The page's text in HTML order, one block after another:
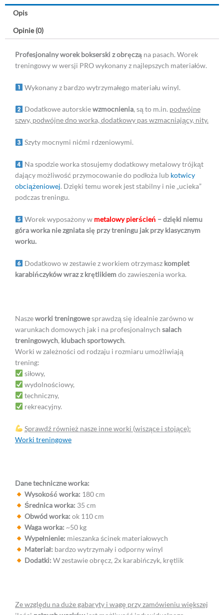
Opis
Opinie (0)
Profesjonalny worek bokserski z obręczą na pasach. Worek
treningowy w wersji PRO wykonany z najlepszych materiałów.
Wykonany z bardzo wytrzymałego materiału winyl.
Dodatkowe autorskiewzmocnienia, są to m.in. podwójne
szwy, podwójne dno worka, dodatkowy pas wzmacniający, nity.
Szyty mocnymi nićmi rdzeniowymi.
Na spodzie worka stosujemy dodatkowy metalowy trójkąt
dający możliwość przymocowanie do podłoża lub kotwicy
obciążeniowej. Dzięki temu worek jest stabilny i nie „ucieka”
podczas treningu.
Worek wyposażony w metalowy pierścień – dzięki niemu
góra worka nie zgniata się przy treningu jak przy klasycznym
worku.
Dodatkowo w zestawie z workiem otrzymaszkomplet
karabińczyków wraz z krętlikiemdo zawieszenia worka.
Naszeworki treningowesprawdzą się idealnie zarówno w
warunkach domowych jak i na profesjonalnych salach
treningowych, klubach sportowych.
Worki w zależności od rodzaju i rozmiaru umożliwiają
trening:
siłowy,
wydolnościowy,
techniczny,
rekreacyjny.
Sprawdź również nasze inne worki (wiszące i stojące):
Worki treningowe
Dane techniczne worka:
Wysokość worka: 180 cm
Średnica worka: 35 cm
Obwód worka: ok 110 cm
Waga worka: ~50 kg
Wypełnienie: mieszanka ścinek materiałowych
Materiał: bardzo wytrzymały i odporny winyl
Dodatki: W zestawie obręcz, 2x karabińczyk, krętlik
Ze względu na duże gabaryty i wagę przy zamówieniu większej